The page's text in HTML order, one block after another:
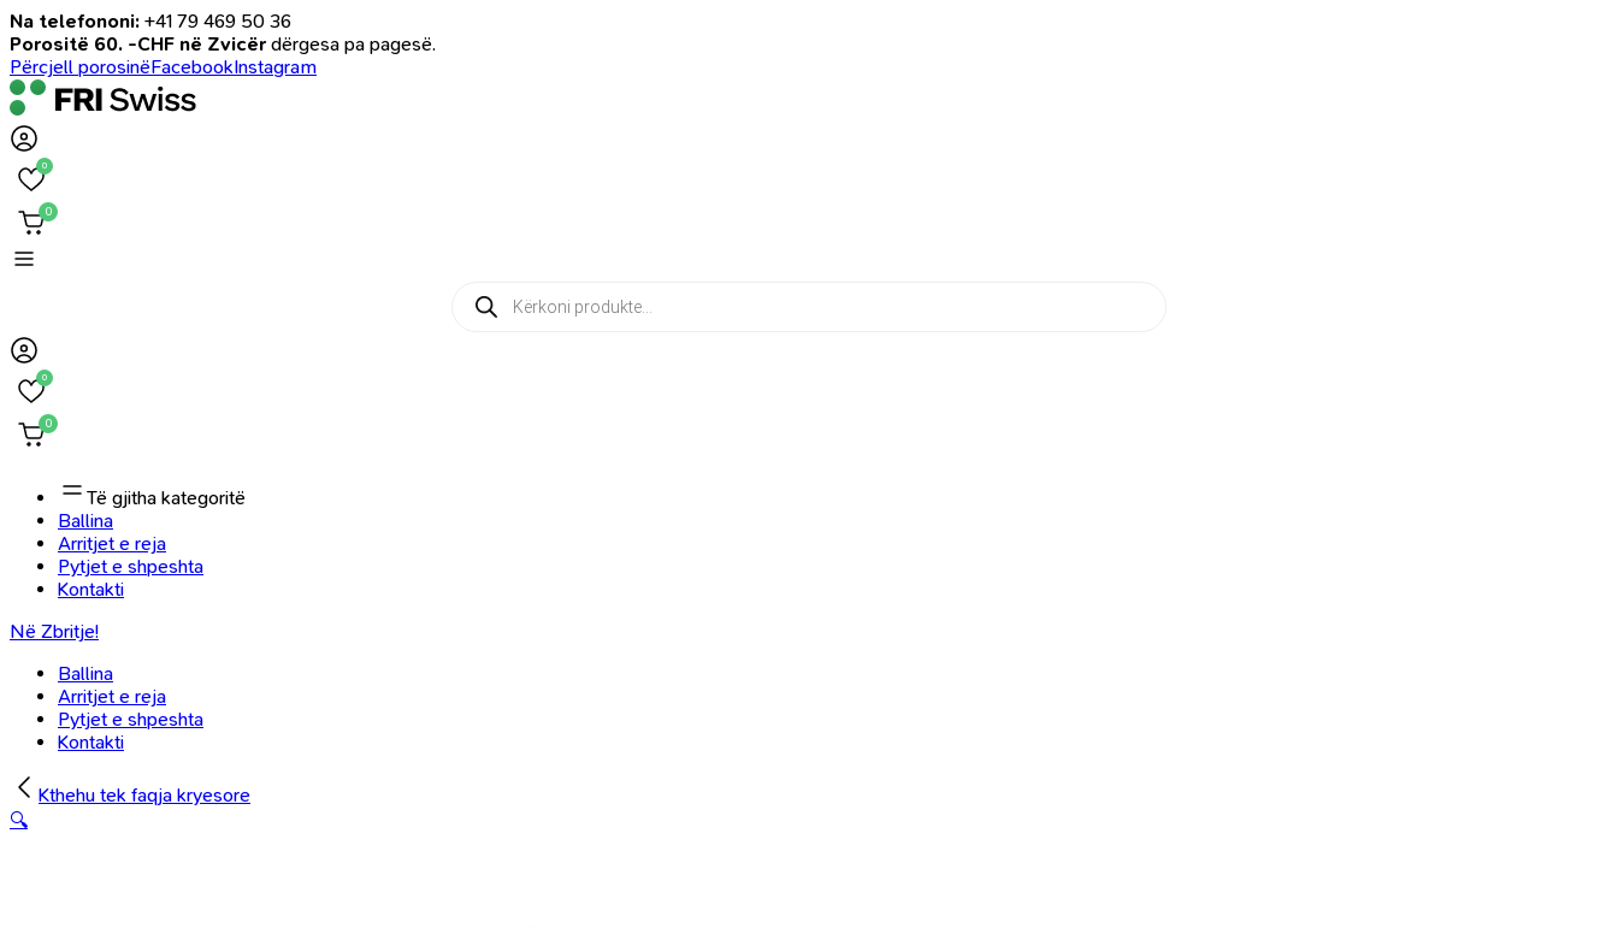
Na telefononi: +41 79 469 50 36
Porositë 60. -CHF në Zvicër dërgesa pa pagesë.
Përcjell porosinëFacebookInstagram
0
0
Products
search
0
0
Të gjitha kategoritë
Ballina
Arritjet e reja
Pytjet e shpeshta
Kontakti
Në Zbritje!
Ballina
Arritjet e reja
Pytjet e shpeshta
Kontakti
Kthehu tek faqja kryesore
🔍